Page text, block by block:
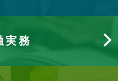
実務